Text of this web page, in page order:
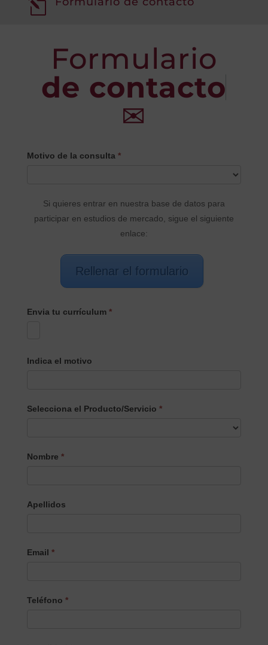
l
Formulario
de contacto
✉
CONTACTO
Motivo de la consulta *
Si quieres entrar en nuestra base de datos para
participar en estudios de mercado, sigue el siguiente
enlace:
Rellenar el formulario
Envia tu currículum *
Indica el motivo
Selecciona el Producto/Servicio *
el
Nombre *
Apellidos
Email *
Teléfono *